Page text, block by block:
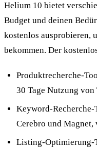
Helium 10 bietet
Budget und deinen
kostenlos ausprobieren,
bekommen. Der
Produktrecherche-
30 Tage Nutzung
Keyword-
Cerebro und
Listing-Optimierung-